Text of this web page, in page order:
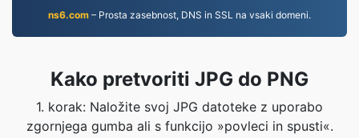
ns6.com – Prosta zasebnost, DNS in SSL na vsaki domeni.
Kako pretvoriti JPG do PNG
1. korak: Naložite svoj JPG datoteke z uporabo
zgornjega gumba ali s funkcijo »povleci in spusti«.